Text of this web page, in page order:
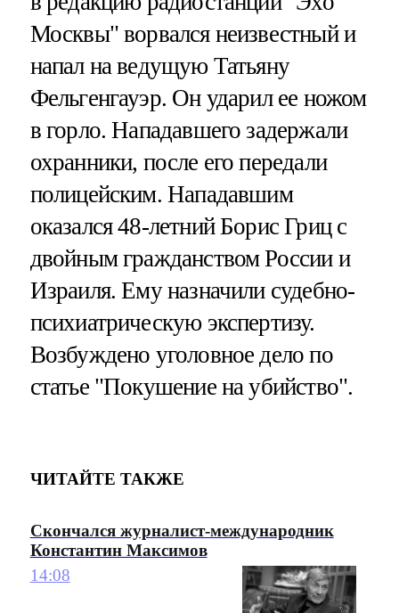
Москвы" ворвался неизвестный и
напал на ведущую Татьяну
Фельгенгауэр. Он ударил ее ножом
в горло. Нападавшего задержали
охранники, после его передали
полицейским. Нападавшим
оказался 48-летний Борис Гриц с
двойным гражданством России и
Израиля. Ему назначили судебно-
психиатрическую экспертизу.
Возбуждено уголовное дело по
статье "Покушение на убийство".
ЧИТАЙТЕ ТАКЖЕ
Скончался журналист-международник
Константин Максимов
14:08